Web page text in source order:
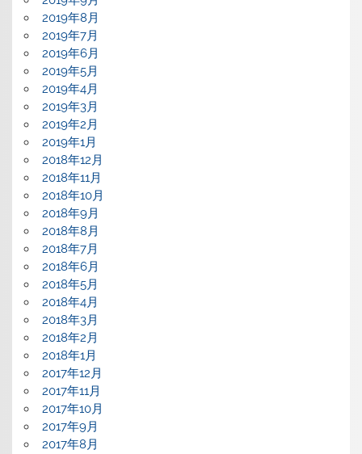
2019年8月
2019年7月
2019年6月
2019年5月
2019年4月
2019年3月
2019年2月
2019年1月
2018年12月
2018年11月
2018年10月
2018年9月
2018年8月
2018年7月
2018年6月
2018年5月
2018年4月
2018年3月
2018年2月
2018年1月
2017年12月
2017年11月
2017年10月
2017年9月
2017年8月